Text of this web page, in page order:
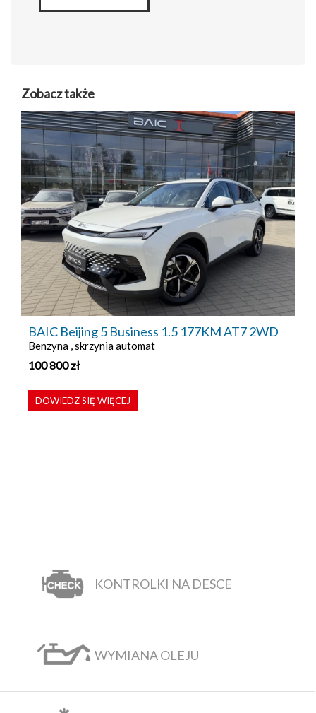
Zobacz także
BAIC Beijing 5 Business 1.5 177KM AT7 2WD
Benzyna , skrzynia automat
100 800zł
DOWIEDZ SIĘ WIĘCEJ
KONTROLKI NA DESCE
WYMIANA OLEJU